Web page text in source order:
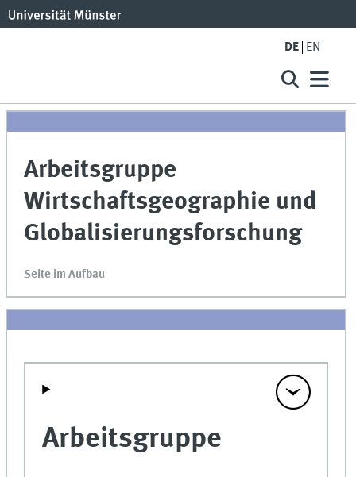
DE EN
Arbeitsgruppe
Wirtschaftsgeographie und
Globalisierungsforschung
Seite im Aufbau
Arbeitsgruppe